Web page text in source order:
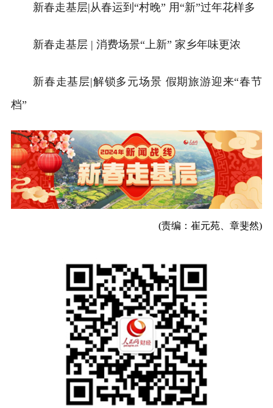
新春走基层|从春运到“村晚” 用“新”过年花样多
新春走基层 | 消费场景“上新” 家乡年味更浓
新春走基层|解锁多元场景 假期旅游迎来“春节
档”
(责编：崔元苑、章斐然)